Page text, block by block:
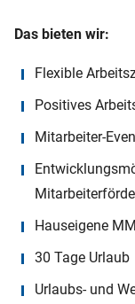
Das bieten wir:
Flexible
Positives
Mitarbeiter-
Hauseigene
30 Tage Urlaub
Urlaubs- und